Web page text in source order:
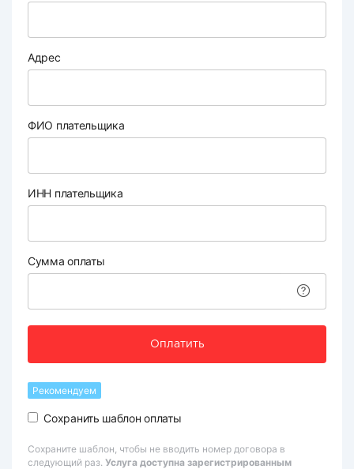
Адрес
ФИО плательщика
ИНН плательщика
Сумма оплаты
Оплатить
Рекомендуем
Сохранить шаблон оплаты
Сохраните шаблон, чтобы не вводить номер договора в
следующий раз. Услуга доступна зарегистрированным